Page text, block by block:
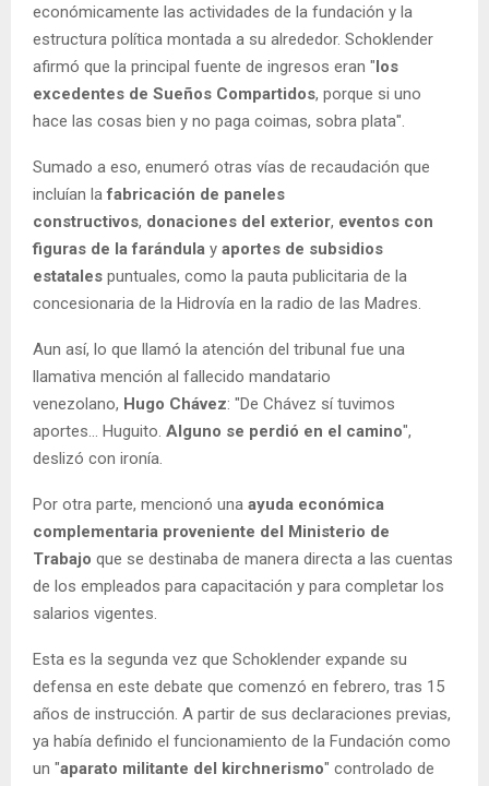
económicamente las actividades de la fundación y la
estructura política montada a su alrededor. Schoklender
afirmó que la principal fuente de ingresos eran "los
excedentes de Sueños Compartidos, porque si uno
hace las cosas bien y no paga coimas, sobra plata".
Sumado a eso, enumeró otras vías de recaudación que
incluían lafabricación de paneles
constructivos, donaciones del exterior, eventos con
figuras de la farándula y aportes de subsidios
estatales puntuales, como la pauta publicitaria de la
concesionaria de la Hidrovía en la radio de las Madres.
Aun así, lo que llamó la atención del tribunal fue una
llamativa mención al fallecido mandatario
venezolano, Hugo Chávez: "De Chávez sí tuvimos
aportes... Huguito. Alguno se perdió en el camino",
deslizó con ironía.
Por otra parte, mencionó una ayuda económica
complementaria proveniente del Ministerio de
Trabajo que se destinaba de manera directa a las cuentas
de los empleados para capacitación y para completar los
salarios vigentes.
Esta es la segunda vez que Schoklender expande su
defensa en este debate que comenzó en febrero, tras 15
años de instrucción. A partir de sus declaraciones previas,
ya había definido el funcionamiento de la Fundación como
un "aparato militante del kirchnerismo" controlado de